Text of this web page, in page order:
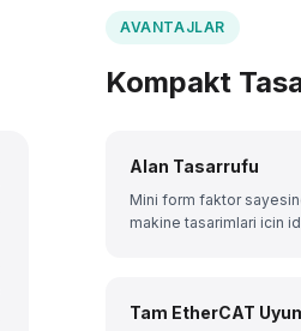
AVANTAJLAR
Kompakt
Alan Tasarrufu
Mini form faktor
makine tasarimlari icin
Tam EtherCAT